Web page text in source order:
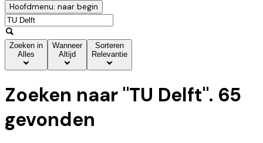
Hoofdmenu: naar begin
Zoeken in
Alles
Wanneer
Altijd
Sorteren
Relevantie
Zoeken naar "TU Delft". 65
gevonden